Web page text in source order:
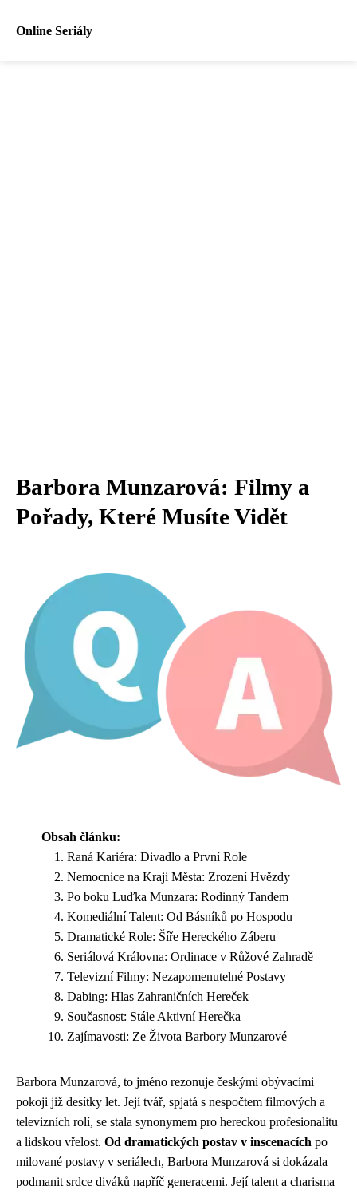
Online Seriály
Barbora Munzarová: Filmy a
Pořady, Které Musíte Vidět
Obsah článku:
Raná Kariéra: Divadlo a První Role
Nemocnice na Kraji Města: Zrození Hvězdy
Po boku Luďka Munzara: Rodinný Tandem
Komediální Talent: Od Básníků po Hospodu
Dramatické Role: Šíře Hereckého Záberu
Seriálová Královna: Ordinace v Růžové Zahradě
Televizní Filmy: Nezapomenutelné Postavy
Dabing: Hlas Zahraničních Hereček
Současnost: Stále Aktivní Herečka
Zajímavosti: Ze Života Barbory Munzarové
Barbora Munzarová, to jméno rezonuje českými obývacími
pokoji již desítky let. Její tvář, spjatá s nespočtem filmových a
televizních rolí, se stala synonymem pro hereckou profesionalitu
a lidskou vřelost. Od dramatických postav v inscenacích po
milované postavy v seriálech, Barbora Munzarová si dokázala
podmanit srdce diváků napříč generacemi. Její talent a charisma